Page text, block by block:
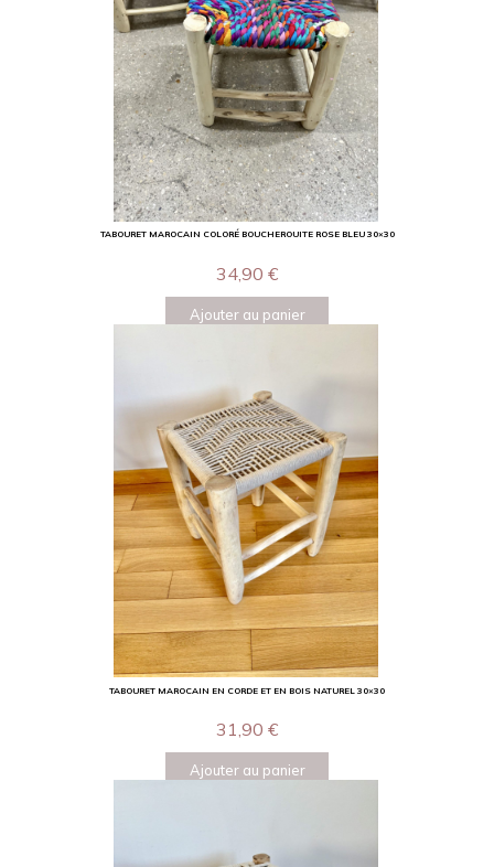
TABOURET MAROCAIN COLORÉ BOUCHEROUITE ROSE BLEU 30×30
34,90 €
Ajouter au panier
TABOURET MAROCAIN EN CORDE ET EN BOIS NATUREL 30×30
31,90 €
Ajouter au panier